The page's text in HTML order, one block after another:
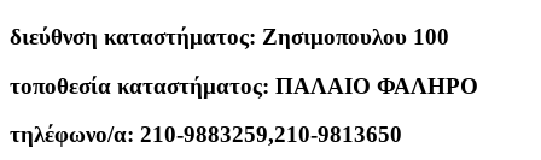
διεύθνση καταστήματος: Ζησιμοπουλου 100
τοποθεσία καταστήματος: ΠΑΛΑΙΟ ΦΑΛΗΡΟ
τηλέφωνο/α: 210-9883259,210-9813650